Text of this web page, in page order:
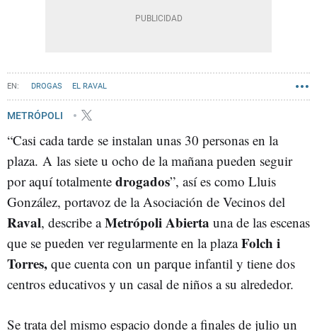
DROGAS EL RAVAL
METRÓPOLI
“Casi cada tarde se instalan unas 30 personas en la
plaza. A las siete u ocho de la mañana pueden seguir
por aquí totalmente drogados”, así es como Lluis
González, portavoz de la Asociación de Vecinos del
Raval, describe aMetrópoli Abierta una de las escenas
que se pueden ver regularmente en la plazaFolch i
Torres, que cuenta con un parque infantil y tiene dos
centros educativos y un casal de niños a su alrededor.
Se trata del mismo espacio donde a finales de julio un